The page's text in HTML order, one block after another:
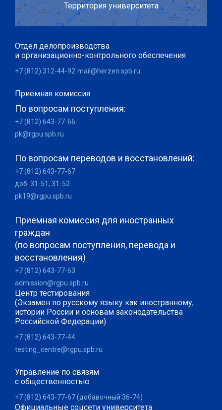
Территория университета
Отдел делопроизводства
и организационно-контрольного обеспечения
+7 (812) 312-44-92 mail@herzen.spb.ru
Приемная комиссия
По вопросам поступления:
+7 (812) 643-77-66
pk@rgpu.spb.ru
По вопросам переводов и восстановлений:
+7 (812) 643-77-67
доб. 31-51, 31-52
pk19@rgpu.spb.ru
Приемная комиссия для иностранных
граждан
(по вопросам поступления, перевода и
восстановления)
+7 (812) 643-77-63
admission@rgpu.spb.ru
Центр тестирования
(Экзамен по русскому языку как иностранному,
истории России и основам законодательства
Российской Федерации)
+7 (812) 643-77-44
testing_centre@rgpu.spb.ru
Управление по связям
с общественностью
+7 (812) 643-77-67 (добавочный 36-74)
Официальные соцсети университета